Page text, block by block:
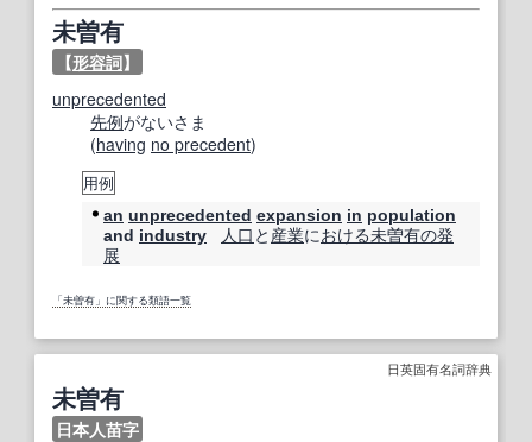
未曽有
【形容詞】
unprecedented
先例がないさま
(having no precedent)
用例
an unprecedented expansion in population
and industry 人口 と 産業における未曽有の発
展
「未曽有」に関する類語一覧
日英固有名詞辞典
未曽有
日本人苗字